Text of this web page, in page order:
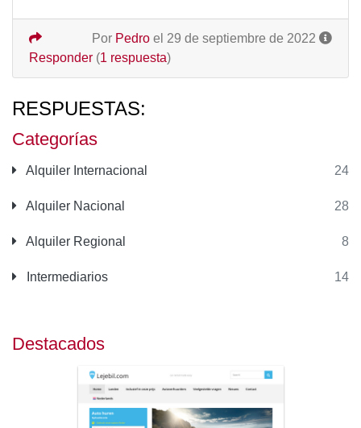
Categorías
Alquiler Internacional 24
Alquiler Nacional 28
Alquiler Regional 8
Intermediarios 14
Destacados
Por Pedro el 29 de septiembre de 2022
Responder (1 respuesta)
RESPUESTAS: